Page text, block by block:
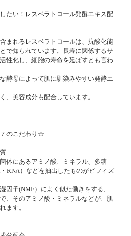
たい！レスベラトロール発酵エキス配
まれるレスベラトロールは、抗酸化能
で知られています。長寿に関係するサ
性化し、細胞の寿命を延ばすとも言わ
酵母によって肌に馴染みやすい発酵エ
、美容成分も配合しています。
のこだわり☆
体にあるアミノ酸、ミネラル、多糖
RNA）などを抽出したものがビフィズ
因子(NMF）によく似た働きをする、
、そのアミノ酸・ミネラルなどが、肌
ます。